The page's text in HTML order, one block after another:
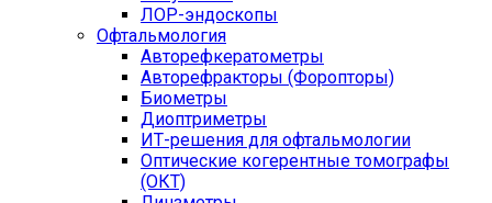
ЛОР-эндоскопы
Офтальмология
Авторефкератометры
Авторефракторы (Форопторы)
Биометры
Диоптриметры
ИТ-решения для офтальмологии
Оптические когерентные томографы
(ОКТ)